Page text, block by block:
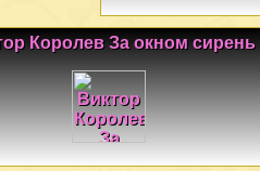
Королев За окном сирень